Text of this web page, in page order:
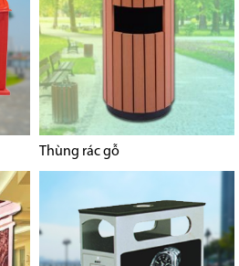
Thùng rác gỗ